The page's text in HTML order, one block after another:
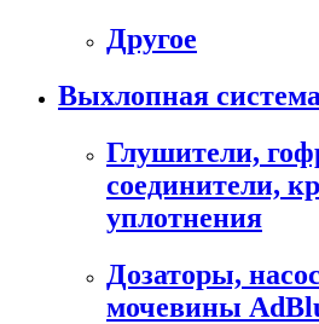
Другое
Выхлопная система
Глушители,
соединители,
уплотнения
Дозаторы,
мочевины